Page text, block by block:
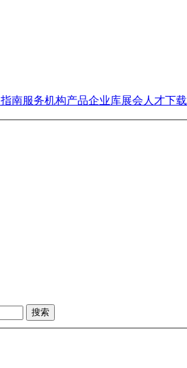
指南服务机构产品企业库展会 人才下载
搜索